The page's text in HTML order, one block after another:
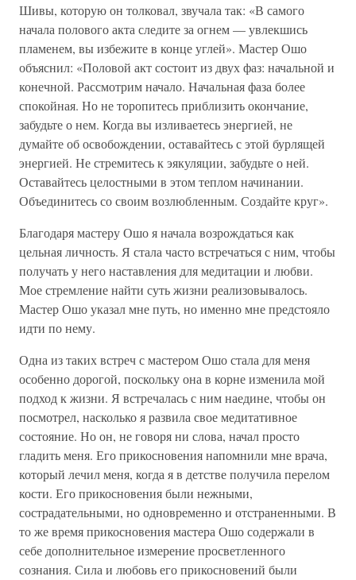
Шивы, которую он толковал, звучала так: «В самого
начала полового акта следите за огнем — увлекшись
пламенем, вы избежите в конце углей». Мастер Ошо
объяснил: «Половой акт состоит из двух фаз: начальной и
конечной. Рассмотрим начало. Начальная фаза более
спокойная. Но не торопитесь приблизить окончание,
забудьте о нем. Когда вы изливаетесь энергией, не
думайте об освобождении, оставайтесь с этой бурлящей
энергией. Не стремитесь к эякуляции, забудьте о ней.
Оставайтесь целостными в этом теплом начинании.
Объединитесь со своим возлюбленным. Создайте круг».
Благодаря мастеру Ошо я начала возрождаться как
цельная личность. Я стала часто встречаться с ним, чтобы
получать у него наставления для медитации и любви.
Мое стремление найти суть жизни реализовывалось.
Мастер Ошо указал мне путь, но именно мне предстояло
идти по нему.
Одна из таких встреч с мастером Ошо стала для меня
особенно дорогой, поскольку она в корне изменила мой
подход к жизни. Я встречалась с ним наедине, чтобы он
посмотрел, насколько я развила свое медитативное
состояние. Но он, не говоря ни слова, начал просто
гладить меня. Его прикосновения напомнили мне врача,
который лечил меня, когда я в детстве получила перелом
кости. Его прикосновения были нежными,
сострадательными, но одновременно и отстраненными. В
то же время прикосновения мастера Ошо содержали в
себе дополнительное измерение просветленного
сознания. Сила и любовь его прикосновений были